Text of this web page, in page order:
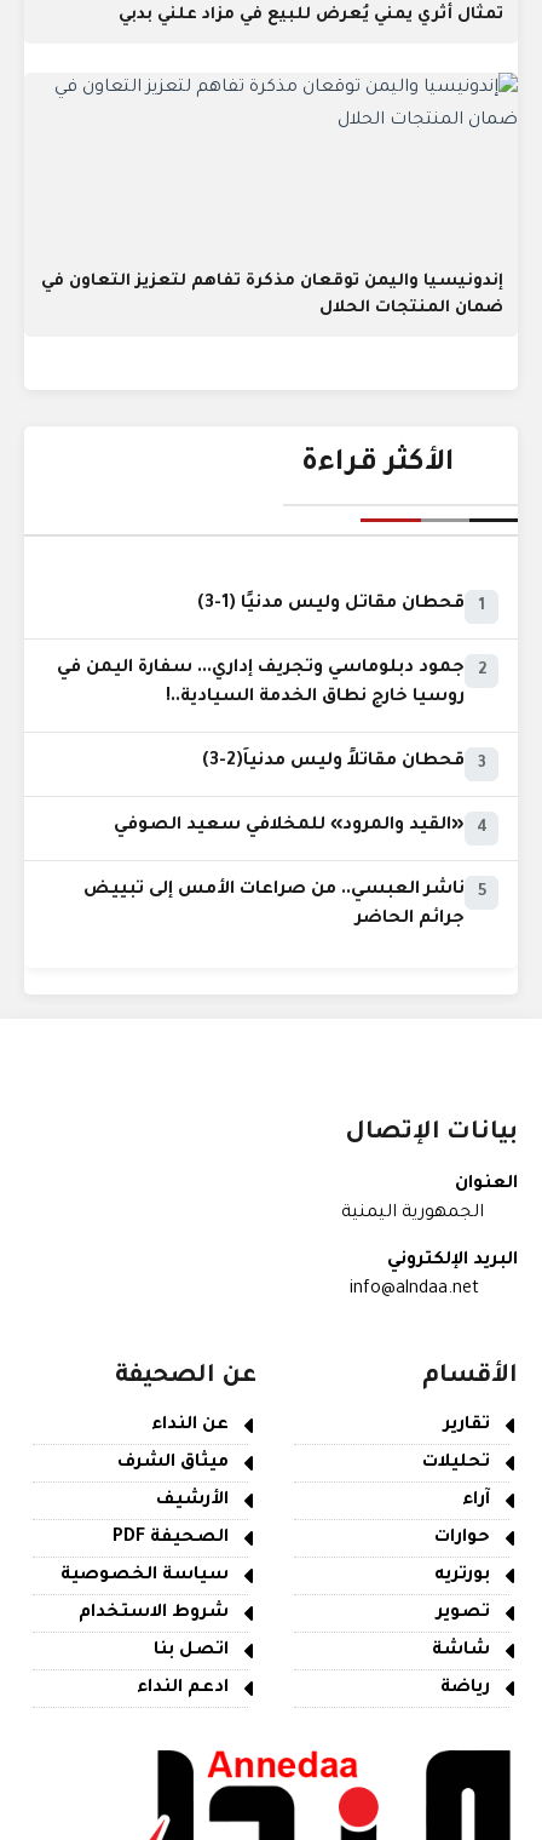
تمثال أثري يمني يُعرض للبيع في مزاد علني بدبي
إندونيسيا واليمن توقعان مذكرة تفاهم لتعزيز التعاون في
ضمان المنتجات الحلال
الأكثر قراءة
1 قحطان مقاتل وليس مدنيًا (1-3)
2
جمود دبلوماسي وتجريف إداري... سفارة اليمن في
روسيا خارج نطاق الخدمة السيادية..!
3 قحطان مقاتلاً وليس مدنياً(2-3)
4 «القيد والمرود» للمخلافي سعيد الصوفي
5
ناشر العبسي.. من صراعات الأمس إلى تبييض
جرائم الحاضر
بيانات الإتصال
العنوان
الجمهورية اليمنية
البريد الإلكتروني
info@alndaa.net
الأقسام
تقارير
تحليلات
آراء
حوارات
بورتريه
تصوير
شاشة
رياضة
عن الصحيفة
عن النداء
ميثاق الشرف
الأرشيف
الصحيفة PDF
سياسة الخصوصية
شروط الاستخدام
اتصل بنا
ادعم النداء